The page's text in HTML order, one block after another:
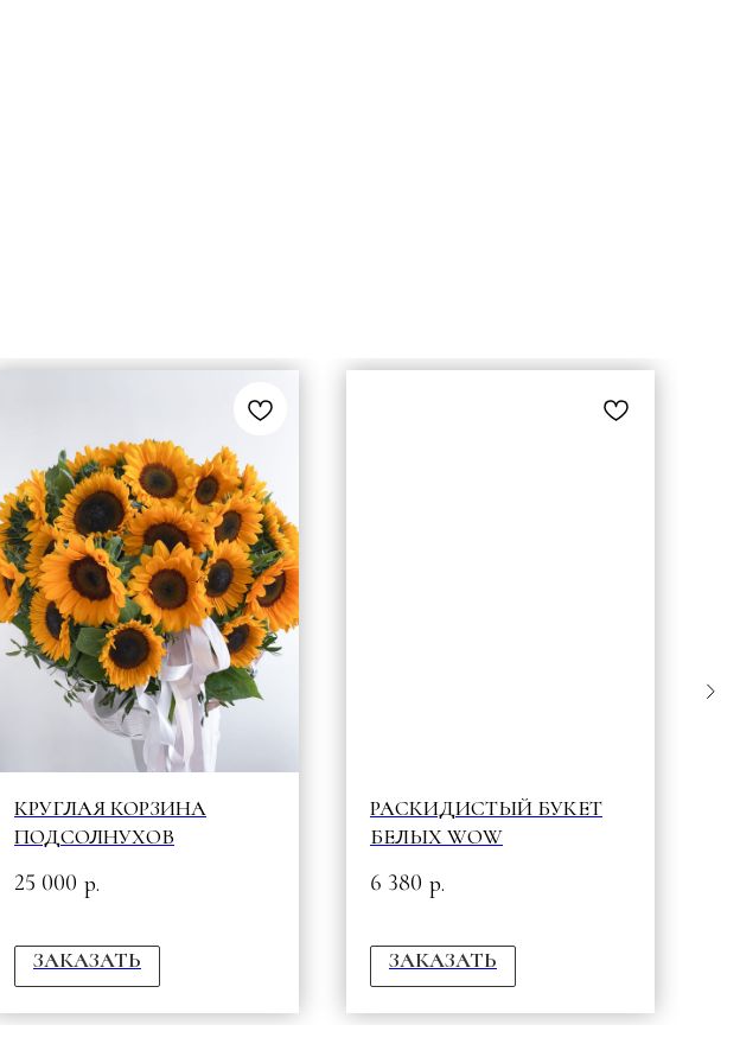
КРУГЛАЯ КОРЗИНА
ПОДСОЛНУХОВ
25 000 р.
ЗАКАЗАТЬ
РАСКИДИСТЫЙ БУКЕТ
БЕЛЫХ WOW
6 380 р.
ЗАКАЗАТЬ